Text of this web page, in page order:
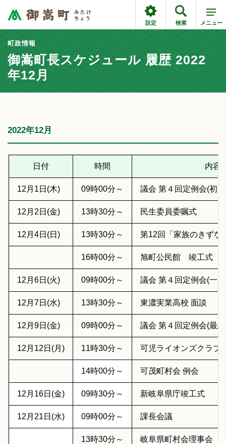
設定 検索 メニュー
町政情報
御嵩町長スケジュール 履歴 2022
年12月
2022年12月
日付 時間 内容
12月1日(木) 09時00分～ 議会 第４回定例会(初
12月2日(金) 13時30分～ 民生委員委嘱式
12月4日(日) 13時30分～ 第12回「家族のきずな
16時00分～ 旭町公民館 竣工式
12月6日(火) 09時00分～ 議会 第４回定例会(一
12月7日(水) 13時30分～ 東濃実業高校 面談
12月9日(金) 09時00分～ 議会 第４回定例会(最
12月12日(月) 11時30分～ 可児ライオンズクラブ
14時00分～ 可茂町村会 例会
12月16日(金) 09時30分～ 新岐阜県庁竣工式
12月21日(水) 09時00分～ 課長会議
13時30分～ 岐阜県町村会理事会